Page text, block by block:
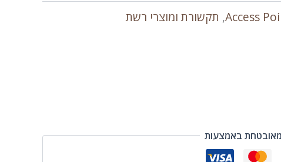
Access
, תקשורת ומוצרי רשת
באמצעות